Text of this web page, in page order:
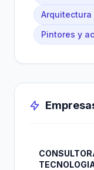
Arquitectura
Pintores y